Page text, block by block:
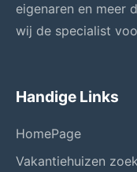
eigenaren en meer
wij de specialist
Handige Links
HomePage
Vakantiehuizen